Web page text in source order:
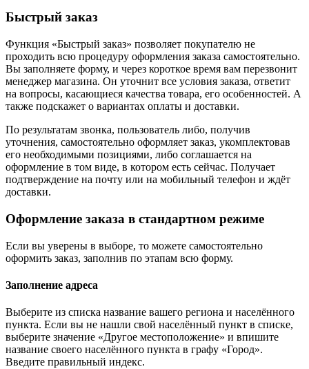
Быстрый заказ
Функция «Быстрый заказ» позволяет покупателю не
проходить всю процедуру оформления заказа самостоятельно.
Вы заполняете форму, и через короткое время вам перезвонит
менеджер магазина. Он уточнит все условия заказа, ответит
на вопросы, касающиеся качества товара, его особенностей. А
также подскажет о вариантах оплаты и доставки.
По результатам звонка, пользователь либо, получив
уточнения, самостоятельно оформляет заказ, укомплектовав
его необходимыми позициями, либо соглашается на
оформление в том виде, в котором есть сейчас. Получает
подтверждение на почту или на мобильный телефон и ждёт
доставки.
Оформление заказа в стандартном режиме
Если вы уверены в выборе, то можете самостоятельно
оформить заказ, заполнив по этапам всю форму.
Заполнение адреса
Выберите из списка название вашего региона и населённого
пункта. Если вы не нашли свой населённый пункт в списке,
выберите значение «Другое местоположение» и впишите
название своего населённого пункта в графу «Город».
Введите правильный индекс.